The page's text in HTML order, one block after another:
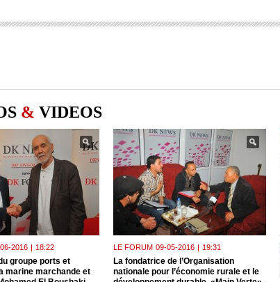
& VIDEOS
2016 | 18:22
groupe ports et
marine marchande et
LE FORUM 09-05-2016 | 19:31
La fondatrice de l’Organisation
nationale pour l’économie rurale et le